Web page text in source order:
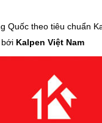
Quốc theo tiêu chuẩn
bới Kalpen Việt Nam